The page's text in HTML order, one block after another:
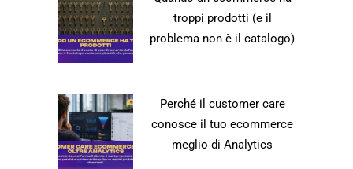
troppi prodotti (e il
problema non è il catalogo)
Perché il customer care
conosce il tuo ecommerce
meglio di Analytics